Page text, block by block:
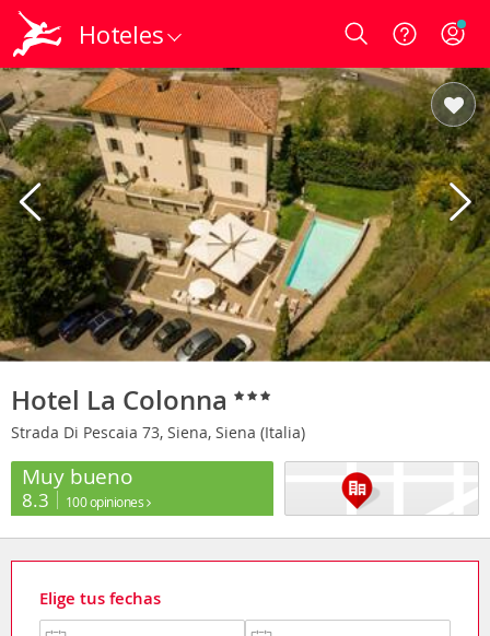
Hoteles Login
Hotel La Colonna
Strada Di Pescaia 73, Siena, Siena (Italia)
Muy bueno
8.3 100 opiniones
Elige tus fechas